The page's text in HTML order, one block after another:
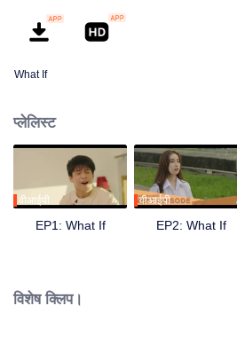
What If
प्लेलिस्ट
वीआईपी
EP1: What If
वीआईपी
EP2: What If
विशेष क्लिप।